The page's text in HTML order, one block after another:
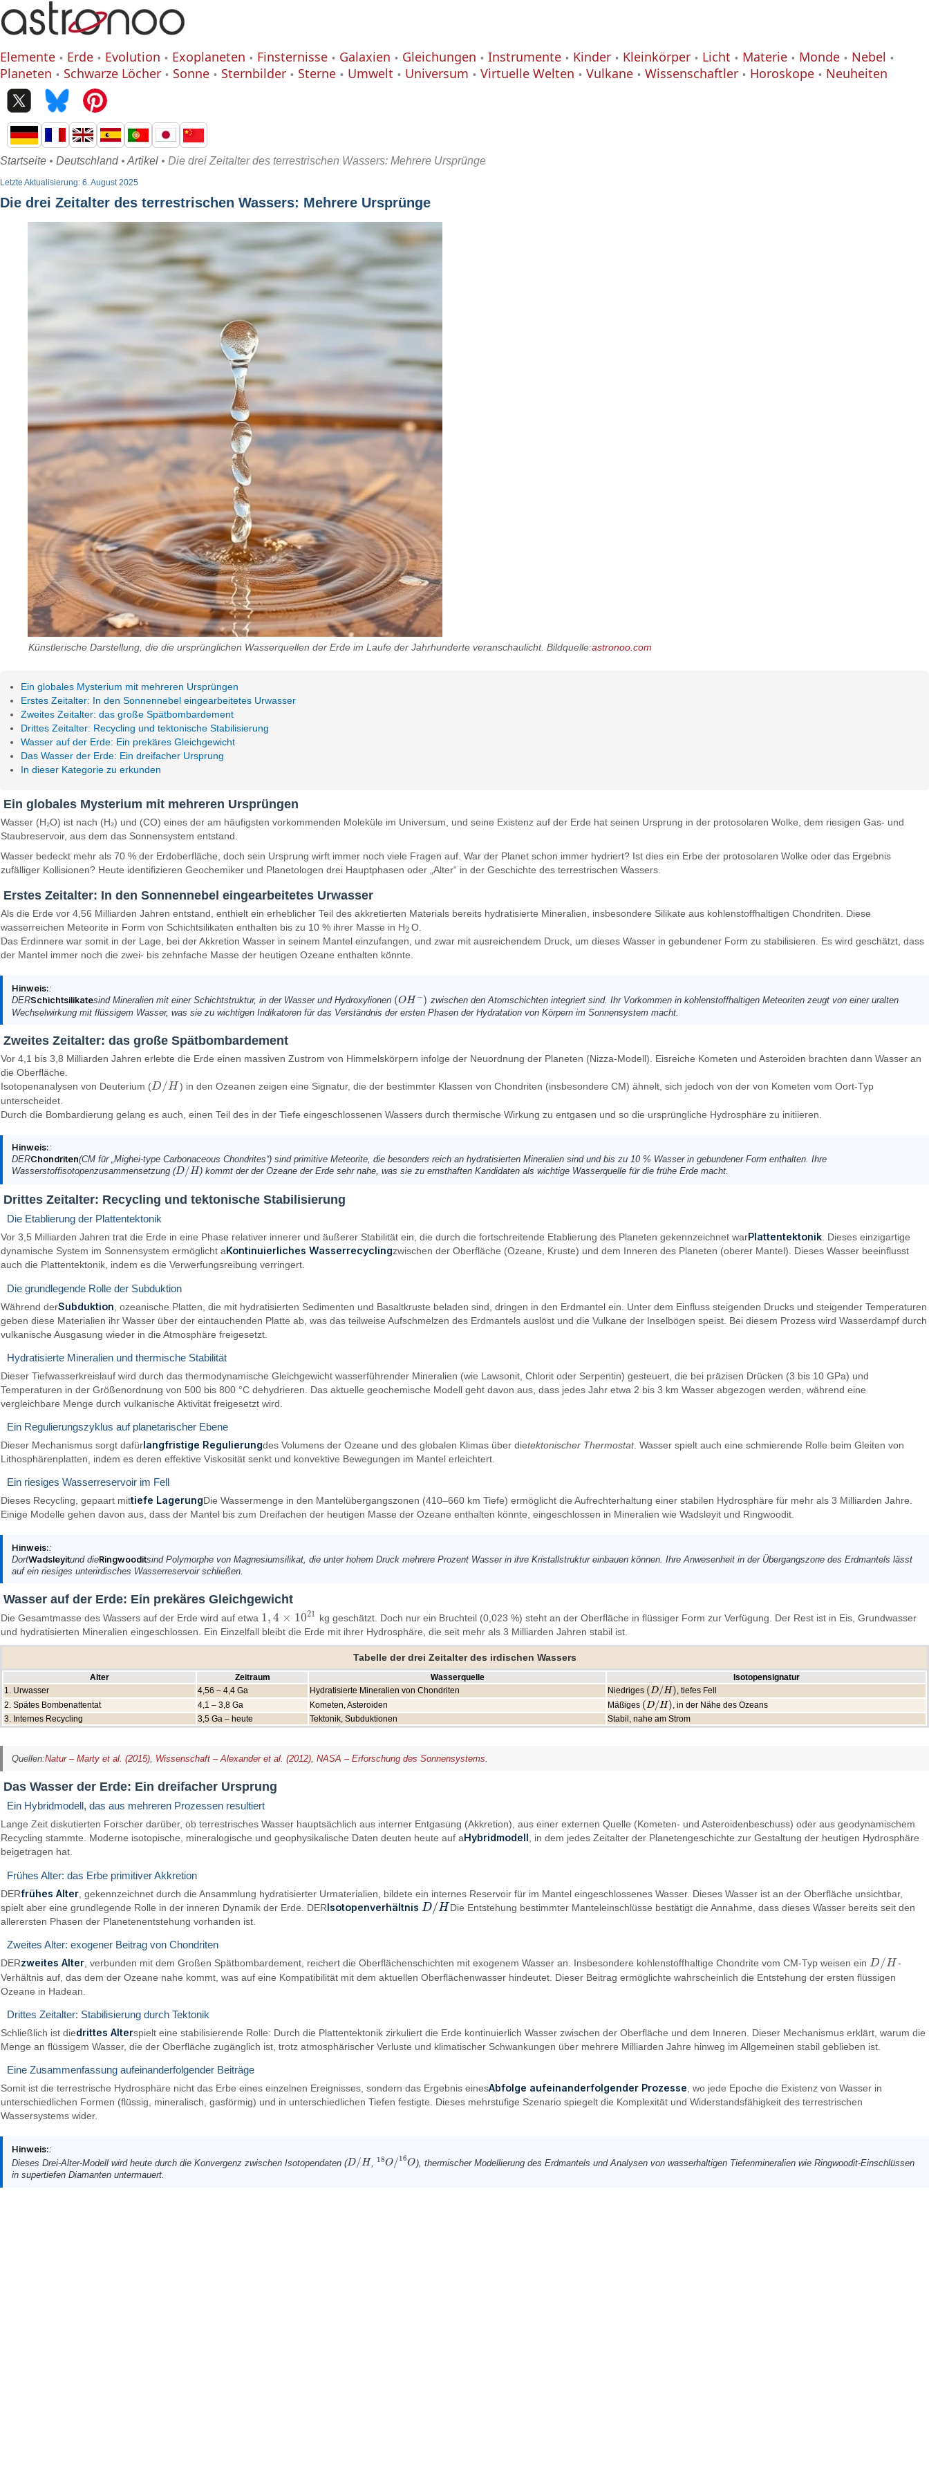
Elemente Erde Evolution Exoplaneten Finsternisse Galaxien Gleichungen Instrumente Kinder Kleinkörper Licht Materie Monde
Nebel
Planeten
Schwarze Löcher Sonne Sternbilder Sterne Umwelt Universum Virtuelle Welten Vulkane Wissenschaftler Horoskope Neuheiten
Startseite • Deutschland• Artikel • Die drei Zeitalter des terrestrischen Wassers: Mehrere Ursprünge
Letzte Aktualisierung: 6. August 2025
Die drei Zeitalter des terrestrischen Wassers: Mehrere Ursprünge
Künstlerische Darstellung, die die ursprünglichen Wasserquellen der Erde im Laufe der Jahrhunderte veranschaulicht. Bildquelle:astronoo.com
Ein globales Mysterium mit mehreren Ursprüngen
Erstes Zeitalter: In den Sonnennebel eingearbeitetes Urwasser
Zweites Zeitalter: das große Spätbombardement
Drittes Zeitalter: Recycling und tektonische Stabilisierung
Wasser auf der Erde: Ein prekäres Gleichgewicht
Das Wasser der Erde: Ein dreifacher Ursprung
In dieser Kategorie zu erkunden
Ein globales Mysterium mit mehreren Ursprüngen
Wasser (H₂O) ist nach (H₂) und (CO) eines der am häufigsten vorkommenden Moleküle im Universum, und seine Existenz auf der Erde hat seinen Ursprung in der protosolaren Wolke, dem riesigen Gas- und
Staubreservoir, aus dem das Sonnensystem entstand.
Wasser bedeckt mehr als 70 % der Erdoberfläche, doch sein Ursprung wirft immer noch viele Fragen auf. War der Planet schon immer hydriert? Ist dies ein Erbe der protosolaren Wolke oder das Ergebnis
zufälliger Kollisionen? Heute identifizieren Geochemiker und Planetologen drei Hauptphasen oder „Alter“ in der Geschichte des terrestrischen Wassers.
Erstes Zeitalter: In den Sonnennebel eingearbeitetes Urwasser
Als die Erde vor 4,56 Milliarden Jahren entstand, enthielt ein erheblicher Teil des akkretierten Materials bereits hydratisierte Mineralien, insbesondere Silikate aus kohlenstoffhaltigen Chondriten. Diese
wasserreichen Meteorite in Form von Schichtsilikaten enthalten bis zu 10 % ihrer Masse in H2
2O.
Das Erdinnere war somit in der Lage, bei der Akkretion Wasser in seinem Mantel einzufangen, und zwar mit ausreichendem Druck, um dieses Wasser in gebundener Form zu stabilisieren. Es wird geschätzt, dass
der Mantel immer noch die zwei- bis zehnfache Masse der heutigen Ozeane enthalten könnte.
Hinweis::
DERSchichtsilikatesind Mineralien mit einer Schichtstruktur, in der Wasser und Hydroxylionen (OH −)
(OH− )
zwischen den Atomschichten integriert sind. Ihr Vorkommen in kohlenstoffhaltigen Meteoriten zeugt von einer uralten
Wechselwirkung mit flüssigem Wasser, was sie zu wichtigen Indikatoren für das Verständnis der ersten Phasen der Hydratation von Körpern im Sonnensystem macht.
Zweites Zeitalter: das große Spätbombardement
Vor 4,1 bis 3,8 Milliarden Jahren erlebte die Erde einen massiven Zustrom von Himmelskörpern infolge der Neuordnung der Planeten (Nizza-Modell). Eisreiche Kometen und Asteroiden brachten dann Wasser an
die Oberfläche.
Isotopenanalysen von Deuterium (D/H
D/H
) in den Ozeanen zeigen eine Signatur, die der bestimmter Klassen von Chondriten (insbesondere CM) ähnelt, sich jedoch von der von Kometen vom Oort-Typ
unterscheidet.
Durch die Bombardierung gelang es auch, einen Teil des in der Tiefe eingeschlossenen Wassers durch thermische Wirkung zu entgasen und so die ursprüngliche Hydrosphäre zu initiieren.
Hinweis::
DERChondriten(CM für „Mighei-type Carbonaceous Chondrites“) sind primitive Meteorite, die besonders reich an hydratisierten Mineralien sind und bis zu 10 % Wasser in gebundener Form enthalten. Ihre
Wasserstoffisotopenzusammensetzung (D/H
D/H ) kommt der der Ozeane der Erde sehr nahe, was sie zu ernsthaften Kandidaten als wichtige Wasserquelle für die frühe Erde macht.
Drittes Zeitalter: Recycling und tektonische Stabilisierung
Die Etablierung der Plattentektonik
Vor 3,5 Milliarden Jahren trat die Erde in eine Phase relativer innerer und äußerer Stabilität ein, die durch die fortschreitende Etablierung des Planeten gekennzeichnet warPlattentektonik. Dieses einzigartige
dynamische System im Sonnensystem ermöglicht aKontinuierliches Wasserrecyclingzwischen der Oberfläche (Ozeane, Kruste) und dem Inneren des Planeten (oberer Mantel). Dieses Wasser beeinflusst
auch die Plattentektonik, indem es die Verwerfungsreibung verringert.
Die grundlegende Rolle der Subduktion
Während derSubduktion , ozeanische Platten, die mit hydratisierten Sedimenten und Basaltkruste beladen sind, dringen in den Erdmantel ein. Unter dem Einfluss steigenden Drucks und steigender Temperaturen
geben diese Materialien ihr Wasser über der eintauchenden Platte ab, was das teilweise Aufschmelzen des Erdmantels auslöst und die Vulkane der Inselbögen speist. Bei diesem Prozess wird Wasserdampf durch
vulkanische Ausgasung wieder in die Atmosphäre freigesetzt.
Hydratisierte Mineralien und thermische Stabilität
Dieser Tiefwasserkreislauf wird durch das thermodynamische Gleichgewicht wasserführender Mineralien (wie Lawsonit, Chlorit oder Serpentin) gesteuert, die bei präzisen Drücken (3 bis 10 GPa) und
Temperaturen in der Größenordnung von 500 bis 800 °C dehydrieren. Das aktuelle geochemische Modell geht davon aus, dass jedes Jahr etwa 2 bis 3 km Wasser abgezogen werden, während eine
vergleichbare Menge durch vulkanische Aktivität freigesetzt wird.
Ein Regulierungszyklus auf planetarischer Ebene
Dieser Mechanismus sorgt dafürlangfristige Regulierungdes Volumens der Ozeane und des globalen Klimas über dietektonischer Thermostat. Wasser spielt auch eine schmierende Rolle beim Gleiten von
Lithosphärenplatten, indem es deren effektive Viskosität senkt und konvektive Bewegungen im Mantel erleichtert.
Ein riesiges Wasserreservoir im Fell
Dieses Recycling, gepaart mittiefe LagerungDie Wassermenge in den Mantelübergangszonen (410–660 km Tiefe) ermöglicht die Aufrechterhaltung einer stabilen Hydrosphäre für mehr als 3 Milliarden Jahre.
Einige Modelle gehen davon aus, dass der Mantel bis zum Dreifachen der heutigen Masse der Ozeane enthalten könnte, eingeschlossen in Mineralien wie Wadsleyit und Ringwoodit.
Hinweis::
DortWadsleyitund dieRingwooditsind Polymorphe von Magnesiumsilikat, die unter hohem Druck mehrere Prozent Wasser in ihre Kristallstruktur einbauen können. Ihre Anwesenheit in der Übergangszone des Erdmantels lässt
auf ein riesiges unterirdisches Wasserreservoir schließen.
Wasser auf der Erde: Ein prekäres Gleichgewicht
Die Gesamtmasse des Wassers auf der Erde wird auf etwa 1, 4 × 1021
1,4× 10 21
kg geschätzt. Doch nur ein Bruchteil (0,023 %) steht an der Oberfläche in flüssiger Form zur Verfügung. Der Rest ist in Eis, Grundwasser
und hydratisierten Mineralien eingeschlossen. Ein Einzelfall bleibt die Erde mit ihrer Hydrosphäre, die seit mehr als 3 Milliarden Jahren stabil ist.
Tabelle der drei Zeitalter des irdischen Wassers
Alter Zeitraum Wasserquelle
Isotopensignatur
1. Urwasser
4,56 – 4,4 Ga Hydratisierte Mineralien von Chondriten Niedriges (D/H)
( D/H)
, tiefes Fell
2. Spätes Bombenattentat
4,1 – 3,8 Ga Kometen, Asteroiden Mäßiges (D/H)
( D/H)
, in der Nähe des Ozeans
3. Internes Recycling
3,5 Ga – heute Tektonik, Subduktionen Stabil, nahe am Strom
Quellen:Natur – Marty et al. (2015), Wissenschaft – Alexander et al. (2012), NASA – Erforschung des Sonnensystems
Das Wasser der Erde: Ein dreifacher Ursprung
Ein Hybridmodell, das aus mehreren Prozessen resultiert
Lange Zeit diskutierten Forscher darüber, ob terrestrisches Wasser hauptsächlich aus interner Entgasung (Akkretion), aus einer externen Quelle (Kometen- und Asteroidenbeschuss) oder aus geodynamischem
Recycling stammte. Moderne isotopische, mineralogische und geophysikalische Daten deuten heute auf aHybridmodell, in dem jedes Zeitalter der Planetengeschichte zur Gestaltung der heutigen Hydrosphäre
beigetragen hat.
Frühes Alter: das Erbe primitiver Akkretion
DERfrühes Alter , gekennzeichnet durch die Ansammlung hydratisierter Urmaterialien, bildete ein internes Reservoir für im Mantel eingeschlossenes Wasser. Dieses Wasser ist an der Oberfläche unsichtbar,
spielt aber eine grundlegende Rolle in der inneren Dynamik der Erde. DERIsotopenverhältnis D/H
D/H
Die Entstehung bestimmter Manteleinschlüsse bestätigt die Annahme, dass dieses Wasser bereits seit den
allerersten Phasen der Planetenentstehung vorhanden ist.
Zweites Alter: exogener Beitrag von Chondriten
DERzweites Alter, verbunden mit dem Großen Spätbombardement, reichert die Oberflächenschichten mit exogenem Wasser an. Insbesondere kohlenstoffhaltige Chondrite vom CM-Typ weisen einD/H
D/H
-
Verhältnis auf, das dem der Ozeane nahe kommt, was auf eine Kompatibilität mit dem aktuellen Oberflächenwasser hindeutet. Dieser Beitrag ermöglichte wahrscheinlich die Entstehung der ersten flüssigen
Ozeane in Hadean.
Drittes Zeitalter: Stabilisierung durch Tektonik
Schließlich ist diedrittes Alterspielt eine stabilisierende Rolle: Durch die Plattentektonik zirkuliert die Erde kontinuierlich Wasser zwischen der Oberfläche und dem Inneren. Dieser Mechanismus erklärt, warum die
Menge an flüssigem Wasser, die der Oberfläche zugänglich ist, trotz atmosphärischer Verluste und klimatischer Schwankungen über mehrere Milliarden Jahre hinweg im Allgemeinen stabil geblieben ist.
Eine Zusammenfassung aufeinanderfolgender Beiträge
Somit ist die terrestrische Hydrosphäre nicht das Erbe eines einzelnen Ereignisses, sondern das Ergebnis einesAbfolge aufeinanderfolgender Prozesse , wo jede Epoche die Existenz von Wasser in
unterschiedlichen Formen (flüssig, mineralisch, gasförmig) und in unterschiedlichen Tiefen festigte. Dieses mehrstufige Szenario spiegelt die Komplexität und Widerstandsfähigkeit des terrestrischen
Wassersystems wider.
Hinweis::
Dieses Drei-Alter-Modell wird heute durch die Konvergenz zwischen Isotopendaten (D/H
D/H 18O/16O
18O/16O ), thermischer Modellierung des Erdmantels und Analysen von wasserhaltigen Tiefenmineralien wie Ringwoodit-Einschlüssen
in supertiefen Diamanten untermauert.